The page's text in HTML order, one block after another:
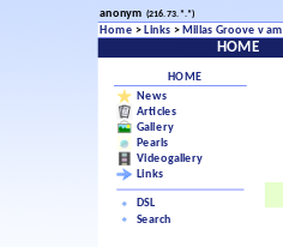
anonym (216.73.*.*)
Home > Links > Millas Groove v
HOME
HOME
News
Articles
Gallery
Pearls
Videogallery
Links
DSL
Search